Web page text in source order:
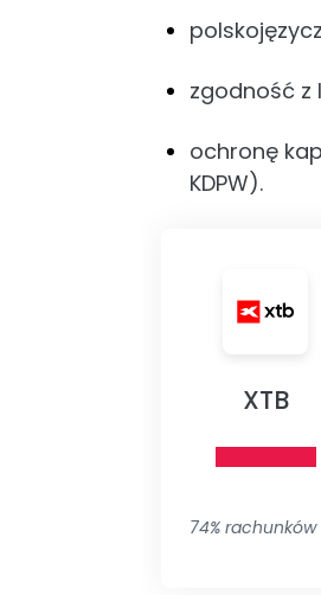
zgodność z
ochronę
KDPW).
XTB
74%